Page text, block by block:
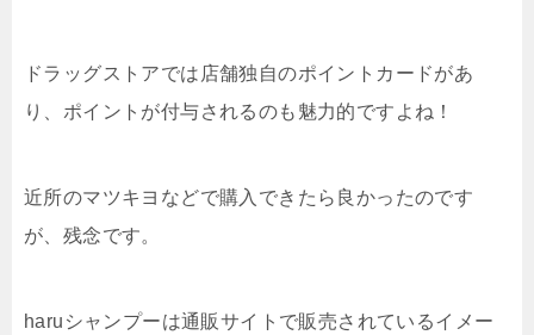
ドラッグストアでは店舗独自のポイントカードがあ
り、ポイントが付与されるのも魅力的ですよね！
近所のマツキヨなどで購入できたら良かったのです
が、残念です。
haruシャンプーは通販サイトで販売されているイメー